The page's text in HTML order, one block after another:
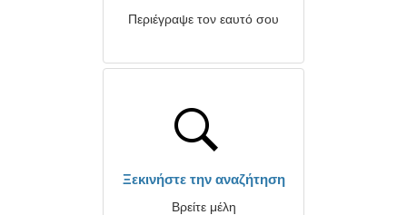
Περιέγραψε τον εαυτό σου
Ξεκινήστε την αναζήτηση
Βρείτε μέλη